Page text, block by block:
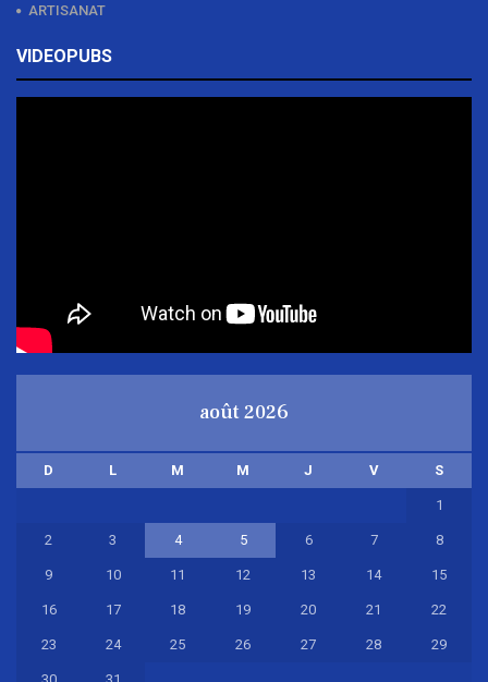
ARTISANAT
VIDEOPUBS
août 2026
D L M M J V S
1
2 3 4 5 6 7 8
9 10 11 12 13 14 15
16 17 18 19 20 21 22
23 24 25 26 27 28 29